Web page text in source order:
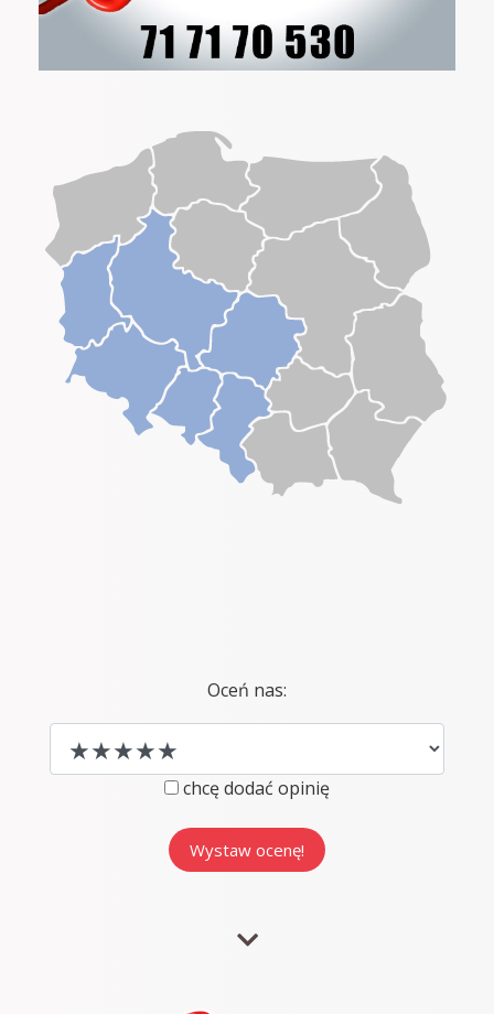
Oceń nas:
chcę dodać opinię